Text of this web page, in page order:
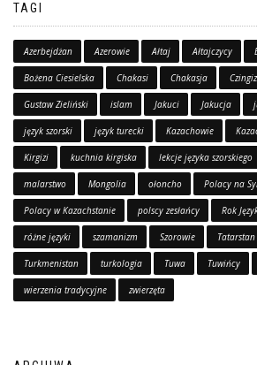
TAGI
Azerbejdżan Azerowie Ałtaj Ałtajczycy
Bożena Ciesielska Chakasi Chakasja
Gustaw Zieliński islam Jakuci Jakucja
język szorski język turecki Kazachowie
Kirgizi kuchnia kirgiska lekcje języka szorskiego
malarstwo Mongolia ołoncho Polacy na
Polacy w Kazachstanie polscy zesłańcy Rok
różne języki szamanizm Szorowie Tatarstan
Turkmenistan turkologia Tuwa Tuwińcy
wierzenia tradycyjne zwierzęta